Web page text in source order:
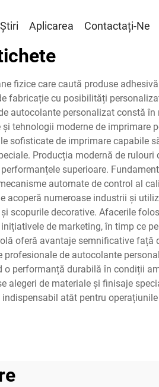
Știri Aplicarea Contactați-Ne
fizice care caută produse
fabricație cu posibilități
autocolante personalizat constă
tehnologii moderne de imprimare
de imprimare capabile
Producția modernă de
superioare.
automate de control al
numeroase industrii și
scopurile decorative. Afacerile
de marketing, în timp ce
oferă avantaje semnificative față
de autocolante
performanță durabilă în condiții
de materiale și finisaje
atât pentru